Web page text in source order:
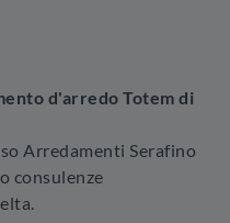
d'arredo Totem di
Arredamenti Serafino
consulenze